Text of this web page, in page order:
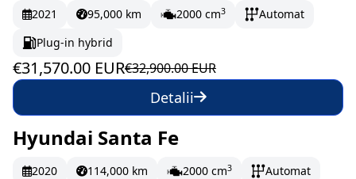
2021 95,000 km 2000 cm3
Automat
Plug-in hybrid
€31,570.00 EUR€32,900.00 EUR
Detalii
La comandă
Hyundai Santa Fe
2020 114,000 km 2000 cm3
Automat